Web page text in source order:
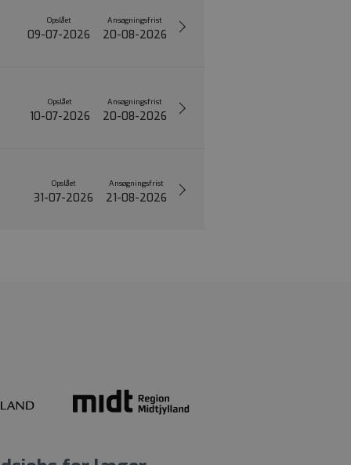
Opslået
09-07-2026
Ansøgningsfrist
20-08-2026
Opslået
10-07-2026
Ansøgningsfrist
20-08-2026
Opslået
31-07-2026
Ansøgningsfrist
21-08-2026